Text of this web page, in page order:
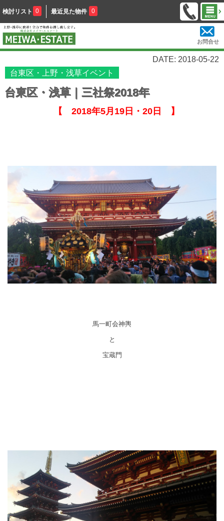
検討リスト 0 最近見た物件 0
お問合せ
DATE: 2018-05-22
台東区・上野・浅草イベント
台東区・浅草｜三社祭2018年
【 2018年5月19日・20日 】
馬一町会神輿
と
宝蔵門